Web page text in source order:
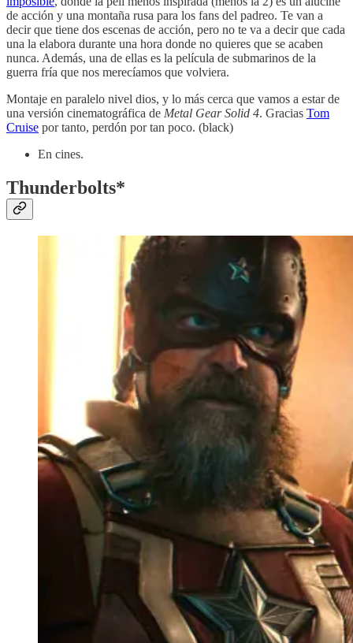
de acción y una montaña rusa para los fans del padreo. Te van a
decir que tiene dos escenas de acción, pero no te va a decir que cada
una la elabora durante una hora donde no quieres que se acaben
nunca. Además, una de ellas es la película de submarinos de la
guerra fría que nos merecíamos que volviera.
Montaje en paralelo nivel dios, y lo más cerca que vamos a estar de
una versión cinematográfica de Metal Gear Solid 4. Gracias Tom
Cruise por tanto, perdón por tan poco. (black)
En cines.
Thunderbolts*